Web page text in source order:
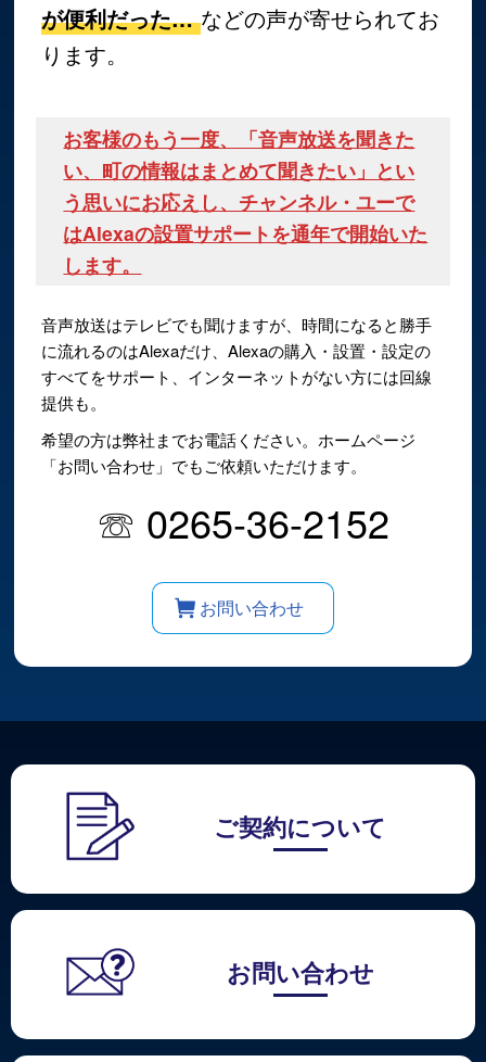
が便利だった…などの声が寄せられてお
ります。
お客様のもう一度、「音声放送を聞きた
い、町の情報はまとめて聞きたい」とい
う思いにお応えし、チャンネル・ユーで
はAlexaの設置サポートを通年で開始いた
します。
音声放送はテレビでも聞けますが、時間になると勝手
に流れるのはAlexaだけ、Alexaの購入・設置・設定の
すべてをサポート、インターネットがない方には回線
提供も。
希望の方は弊社までお電話ください。ホームページ
「お問い合わせ」でもご依頼いただけます。
☏ 0265-36-2152
お問い合わせ
ご契約について
お問い合わせ